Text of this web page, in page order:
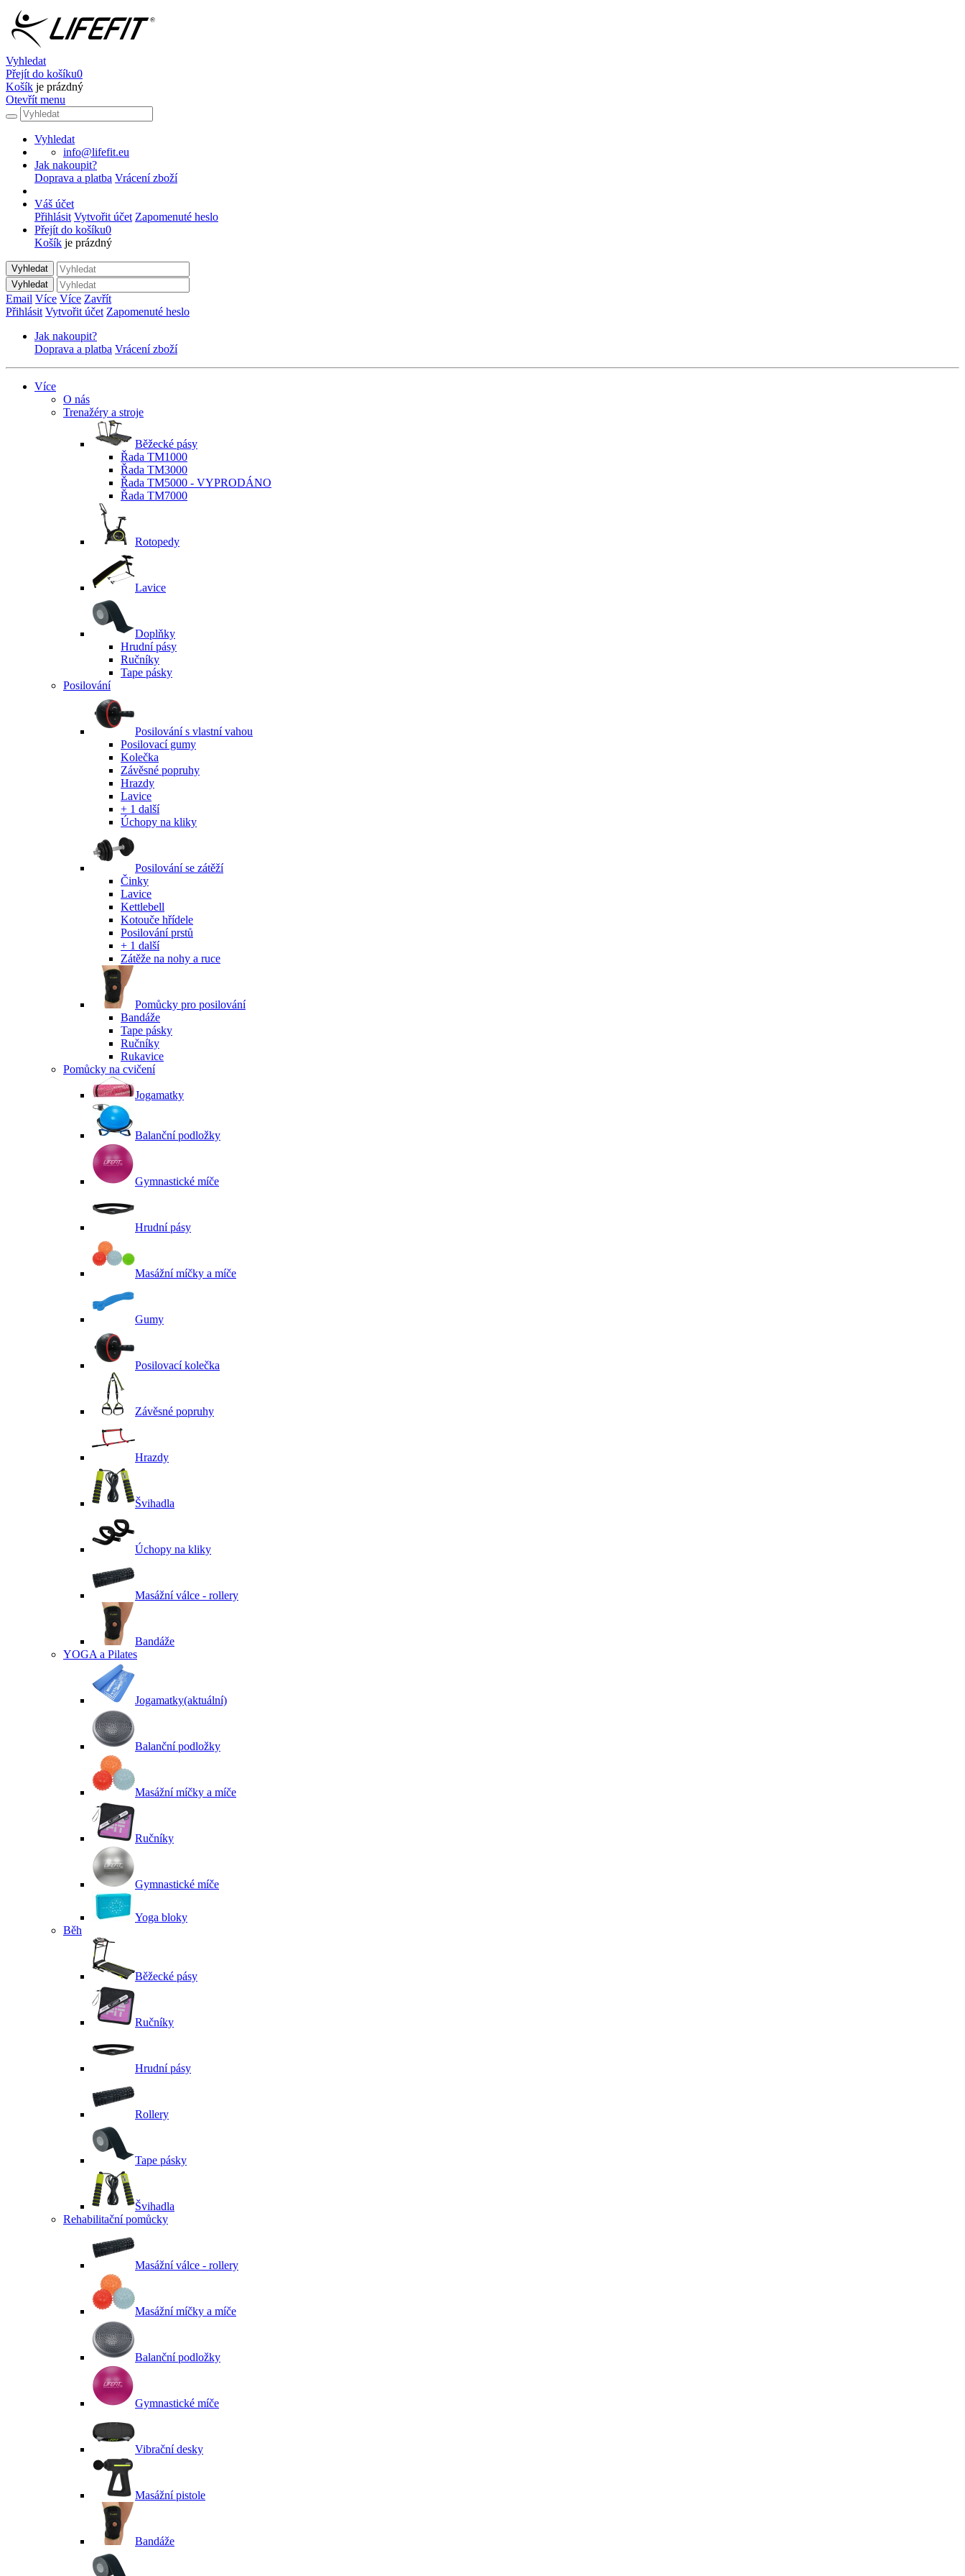
Vyhledat
Přejít do košíku0
Košík je prázdný
Otevřít menu
Vyhledat
info@lifefit.eu
Jak nakoupit?
Doprava a platba Vrácení zboží
Váš účet
Přihlásit Vytvořit účet Zapomenuté heslo
Přejít do košíku0
Košík je prázdný
Vyhledat
Vyhledat
Email Více Více Zavřít
Přihlásit Vytvořit účet Zapomenuté heslo
Jak nakoupit?
Doprava a platba Vrácení zboží
Více
O nás
Trenažéry a stroje
Běžecké pásy
Řada TM1000
Řada TM3000
Řada TM5000 - VYPRODÁNO
Řada TM7000
Rotopedy
Lavice
Doplňky
Hrudní pásy
Ručníky
Tape pásky
Posilování
Posilování s vlastní vahou
Posilovací gumy
Kolečka
Závěsné popruhy
Hrazdy
Lavice
+ 1 další
Úchopy na kliky
Posilování se zátěží
Činky
Lavice
Kettlebell
Kotouče hřídele
Posilování prstů
+ 1 další
Zátěže na nohy a ruce
Pomůcky pro posilování
Bandáže
Tape pásky
Ručníky
Rukavice
Pomůcky na cvičení
Jogamatky
Balanční podložky
Gymnastické míče
Hrudní pásy
Masážní míčky a míče
Gumy
Posilovací kolečka
Závěsné popruhy
Hrazdy
Švihadla
Úchopy na kliky
Masážní válce - rollery
Bandáže
YOGA a Pilates
Jogamatky(aktuální)
Balanční podložky
Masážní míčky a míče
Ručníky
Gymnastické míče
Yoga bloky
Běh
Běžecké pásy
Ručníky
Hrudní pásy
Rollery
Tape pásky
Švihadla
Rehabilitační pomůcky
Masážní válce - rollery
Masážní míčky a míče
Balanční podložky
Gymnastické míče
Vibrační desky
Masážní pistole
Bandáže